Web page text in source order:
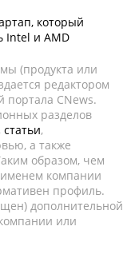
который
Intel и AMD
(продукта или
редактором
портала CNews.
разделов
статьи,
а также
образом, чем
компании
профиль.
дополнительной
или